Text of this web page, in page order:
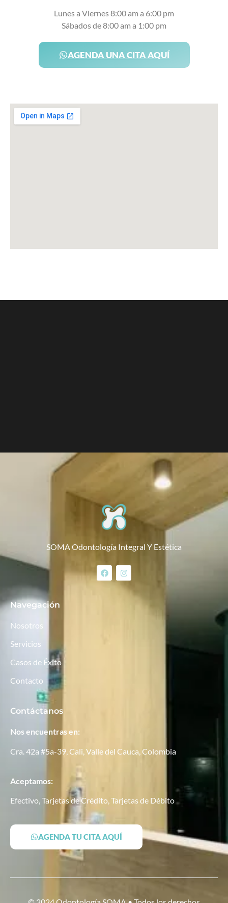
Lunes a Viernes 8:00 am a 6:00 pm
Sábados de 8:00 am a 1:00 pm
AGENDA UNA CITA AQUÍ
SOMA Odontología Integral Y Estética
Navegación
Nosotros
Servicios
Casos de Éxito
Contacto
Contáctanos
Nos encuentras en:
Cra. 42a #5a-39, Cali, Valle del Cauca, Colombia
Aceptamos:
Efectivo, Tarjetas de Crédito, Tarjetas de Débito
AGENDA TU CITA AQUÍ